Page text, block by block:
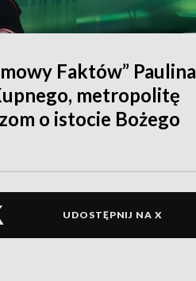
Faktów” Paulina
metropolitę
o istocie Bożego
UDOSTĘPNIJ NA X